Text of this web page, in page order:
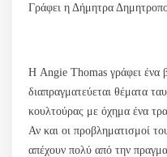
Γράφει η Δήμητρα
Η Angie Thomas γράφει ένα
διαπραγματεύεται θέματα
κουλτούρας με όχημα ένα
Αν και οι προβληματισμοί
απέχουν πολύ από την